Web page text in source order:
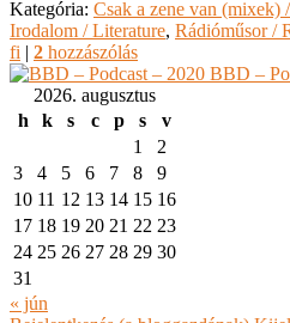
3
4 5 6 7 8
9
10 11 12 13 14 15 16
17 18 19 20 21 22
23
25 26 27 28 29
31
Bejelentkezés (a bloggazdának)
Keresés / Search
Keresés
Címkék / Tags